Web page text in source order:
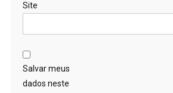
Site
Salvar meus
dados neste